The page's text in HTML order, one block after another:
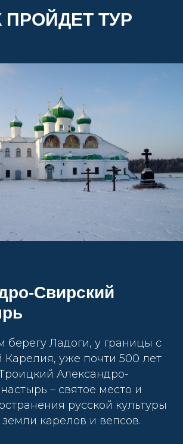
ПРОЙДЕТ ТУР
Свирский
берегу Ладоги, у границы с
Карелия, уже почти 500 лет
Александро-
– святое место и
русской культуры
карелов и вепсов.